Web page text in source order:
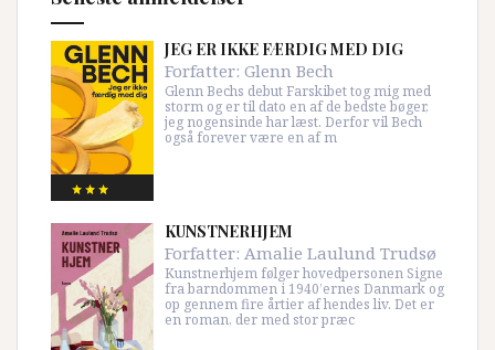
JEG ER IKKE FÆRDIG MED DIG
Forfatter: Glenn Bech
Glenn Bechs debut Farskibet tog mig med
storm og er til dato en af de bedste bøger,
jeg nogensinde har læst. Derfor vil Bech
også forever være en af m
KUNSTNERHJEM
Forfatter: Amalie Laulund Trudsø
Kunstnerhjem følger hovedpersonen Signe
fra barndommen i 1940’ernes Danmark og
op gennem fire årtier af hendes liv. Det er
en roman, der med stor præc